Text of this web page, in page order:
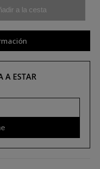
a la cesta
A ESTAR